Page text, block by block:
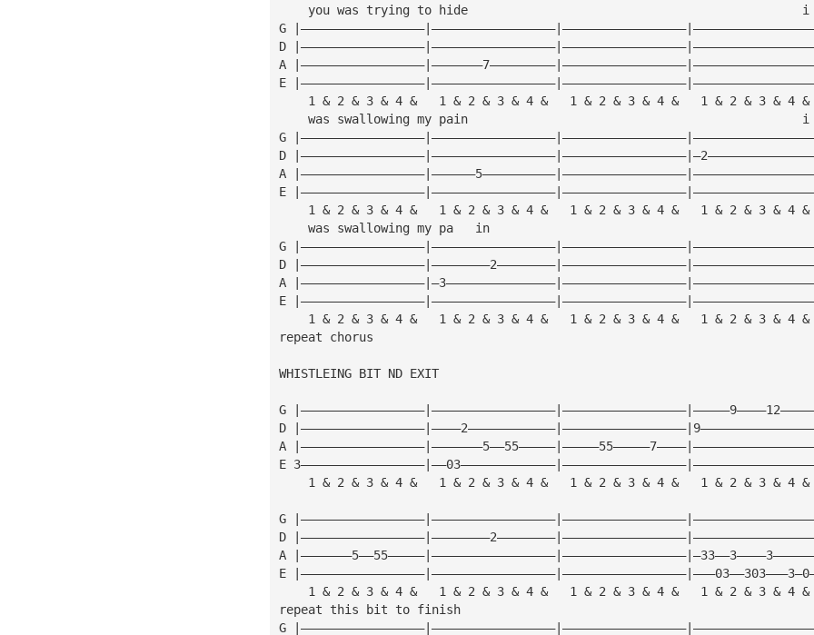
    you was trying to hide                                              i
G
D
A
E
    1 & 2 & 3 & 4 &   1 & 2 & 3 & 4 &   1 & 2 & 3 & 4 &   1 & 2 & 3 & 4 &
was swallowing my pain
G
D
A
E
    1 & 2 & 3 & 4 &   1 & 2 & 3 & 4 &   1 & 2 & 3 & 4 &   1 & 2 & 3 & 4 &
    was swallowing my pa   in
G
D
A
E
    1 & 2 & 3 & 4 &   1 & 2 & 3 & 4 &   1 & 2 & 3 & 4 &   1 & 2 & 3 & 4 &
repeat chorus
WHISTLEING BIT ND EXIT
G
D
A
E
    1 & 2 & 3 & 4 &   1 & 2 & 3 & 4 &   1 & 2 & 3 & 4 &   1 & 2 & 3 & 4 &
G
D
A
E
    1 & 2 & 3 & 4 &   1 & 2 & 3 & 4 &   1 & 2 & 3 & 4 &   1 & 2 & 3 & 4 &
repeat this bit to finish
G